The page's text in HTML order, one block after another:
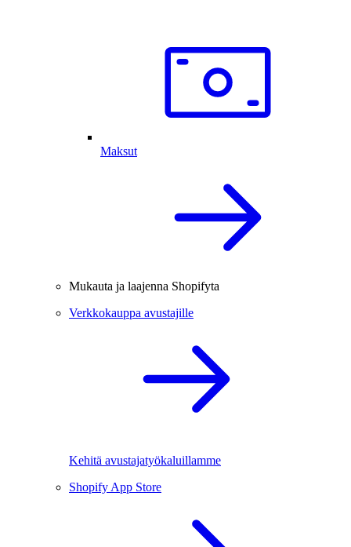
Maksut
Mukauta ja laajenna Shopifyta
Verkkokauppa avustajille
Kehitä avustajatyökaluillamme
Shopify App Store